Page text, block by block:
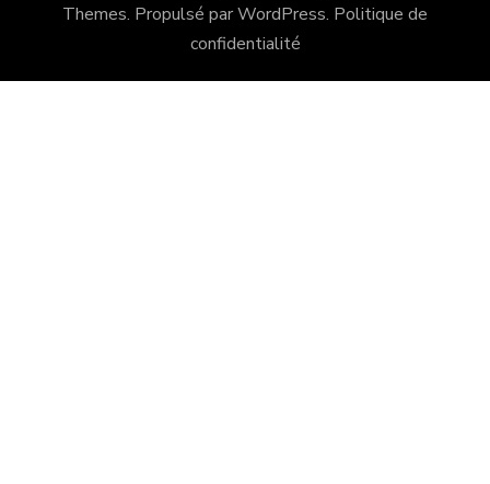
Themes. Propulsé parWordPress. Politique de
confidentialité